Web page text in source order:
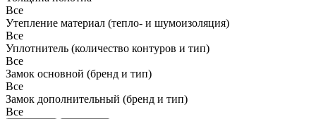
Все
Утепление материал (тепло- и шумоизоляция)
Все
Уплотнитель (количество контуров и тип)
Все
Замок основной (бренд и тип)
Все
Замок дополнительный (бренд и тип)
Все